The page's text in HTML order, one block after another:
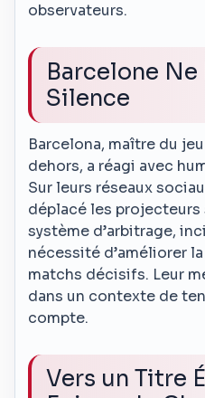
observateurs.
Barcelone Ne
Silence
Barcelona, maître du
dehors, a réagi avec
Sur leurs réseaux
déplacé les projecteurs
système d’arbitrage,
nécessité d’améliorer
matchs décisifs. Leur
dans un contexte de
compte.
Vers un Titre